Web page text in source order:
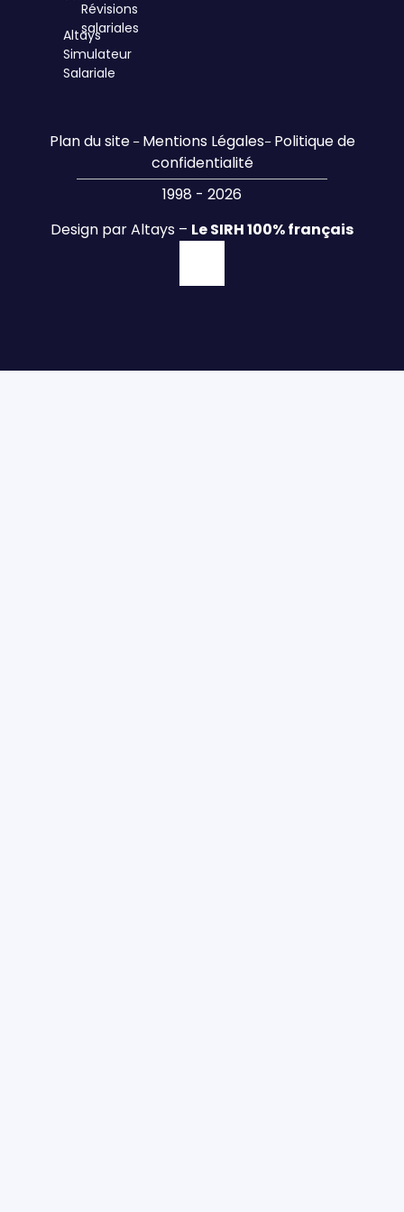
Altays
Simulateur
Salariale
Révisions
salariales
Plan du site– Mentions Légales– Politique de
confidentialité
1998 - 2026
Design par Altays – Le SIRH 100% français